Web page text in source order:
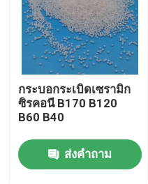
ทัวร์โรงงาน
ควบคุมคุณภาพ
ติดต่อเรา
ขออ้าง
กระบอกระเบิดเซรามิก
ซิรคอนี B170 B120
B60 B40
ส่งคำถาม